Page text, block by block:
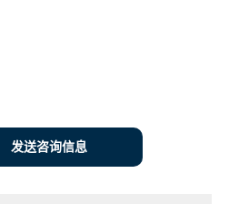
发送咨询信息